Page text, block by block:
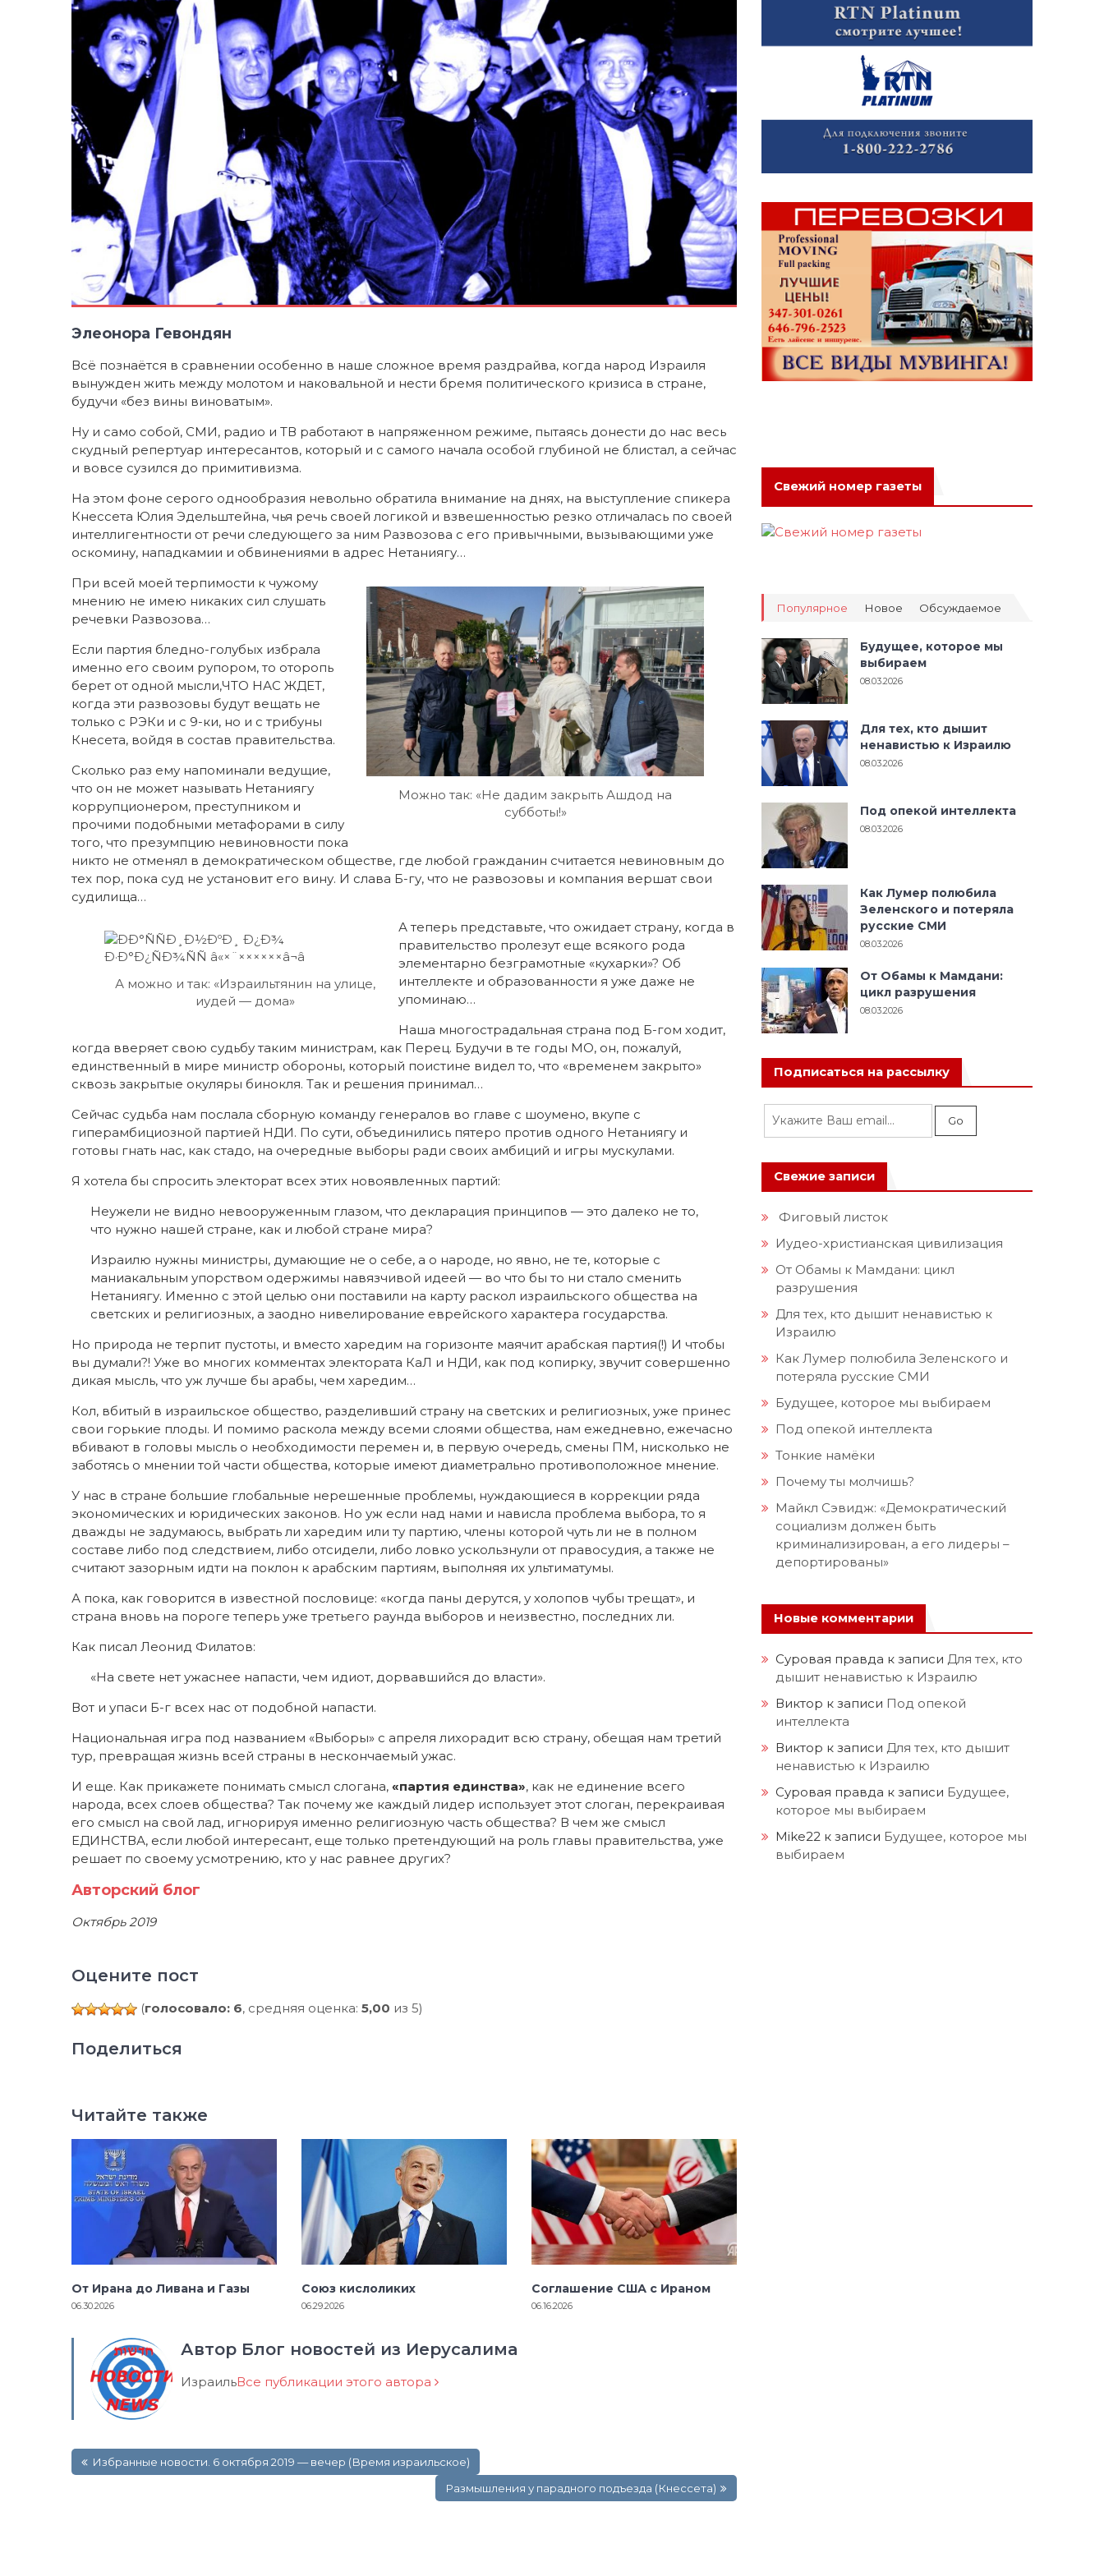
Элеонора Гевондян
Всё познаётся в сравнении особенно в наше сложное время раздрайва, когда народ Израиля
вынужден жить между молотом и наковальной и нести бремя политического кризиса в стране,
будучи «без вины виноватым».
Ну и само собой, СМИ, радио и ТВ работают в напряженном режиме, пытаясь донести до нас весь
скудный репертуар интересантов, который и с самого начала особой глубиной не блистал, а сейчас
и вовсе сузился до примитивизма.
На этом фоне серого однообразия невольно обратила внимание на днях, на выступление спикера
Кнессета Юлия Эдельштейна, чья речь своей логикой и взвешенностью резко отличалась по своей
интеллигентности от речи следующего за ним Развозова с его привычными, вызывающими уже
оскомину, нападкамии и обвинениями в адрес Нетаниягу…
Можно так: «Не дадим закрыть Ашдод на
субботы!»
При всей моей терпимости к чужому
мнению не имею никаких сил слушать
речевки Развозова…
Если партия бледно-голубых избрала
именно его своим рупором, то оторопь
берет от одной мысли,ЧТО НАС ЖДЕТ,
когда эти развозовы будут вещать не
только с РЭКи и с 9-ки, но и с трибуны
Кнесета, войдя в состав правительства.
Сколько раз ему напоминали ведущие,
что он не может называть Нетаниягу
коррупционером, преступником и
прочими подобными метафорами в силу
того, что презумпцию невиновности пока
никто не отменял в демократическом обществе, где любой гражданин считается невиновным до
тех пор, пока суд не установит его вину. И слава Б-гу, что не развозовы и компания вершат свои
судилища…
А можно и так: «Израильтянин на улице,
иудей — дома»
А теперь представьте, что ожидает страну, когда в
правительство пролезут еще всякого рода
элементарно безграмотные «кухарки»? Об
интеллекте и образованности я уже даже не
упоминаю…
Наша многострадальная страна под Б-гом ходит,
когда вверяет свою судьбу таким министрам, как Перец. Будучи в те годы МО, он, пожалуй,
единственный в мире министр обороны, который поистине видел то, что «временем закрыто»
сквозь закрытые окуляры бинокля. Так и решения принимал…
Сейчас судьба нам послала сборную команду генералов во главе с шоумено, вкупе с
гиперамбициозной партией НДИ. По сути, объединились пятеро против одного Нетаниягу и
готовы гнать нас, как стадо, на очередные выборы ради своих амбиций и игры мускулами.
Я хотела бы спросить электорат всех этих новоявленных партий:
Неужели не видно невооруженным глазом, что декларация принципов — это далеко не то,
что нужно нашей стране, как и любой стране мира?
Израилю нужны министры, думающие не о себе, а о народе, но явно, не те, которые с
маниакальным упорством одержимы навязчивой идеей — во что бы то ни стало сменить
Нетаниягу. Именно с этой целью они поставили на карту раскол израильского общества на
светских и религиозных, а заодно нивелирование еврейского характера государства.
Но природа не терпит пустоты, и вместо харедим на горизонте маячит арабская партия(!) И чтобы
вы думали?! Уже во многих комментах электората КаЛ и НДИ, как под копирку, звучит совершенно
дикая мысль, что уж лучше бы арабы, чем харедим…
Кол, вбитый в израильское общество, разделивший страну на светских и религиозных, уже принес
свои горькие плоды. И помимо раскола между всеми слоями общества, нам ежедневно, ежечасно
вбивают в головы мысль о необходимости перемен и, в первую очередь, смены ПМ, нисколько не
заботясь о мнении той части общества, которые имеют диаметрально противоположное мнение.
У нас в стране большие глобальные нерешенные проблемы, нуждающиеся в коррекции ряда
экономических и юридических законов. Но уж если над нами и нависла проблема выбора, то я
дважды не задумаюсь, выбрать ли харедим или ту партию, члены которой чуть ли не в полном
составе либо под следствием, либо отсидели, либо ловко ускользнули от правосудия, а также не
считают зазорным идти на поклон к арабским партиям, выполняя их ультиматумы.
А пока, как говорится в известной пословице: «когда паны дерутся, у холопов чубы трещат», и
страна вновь на пороге теперь уже третьего раунда выборов и неизвестно, последних ли.
Как писал Леонид Филатов:
«На свете нет ужаснее напасти, чем идиот, дорвавшийся до власти».
Вот и упаси Б-г всех нас от подобной напасти.
Национальная игра под названием «Выборы» с апреля лихорадит всю страну, обещая нам третий
тур, превращая жизнь всей страны в нескончаемый ужас.
И еще. Как прикажете понимать смысл слогана, «партия единства», как не единение всего
народа, всех слоев общества? Так почему же каждый лидер использует этот слоган, перекраивая
его смысл на свой лад, игнорируя именно религиозную часть общества? В чем же смысл
ЕДИНСТВА, если любой интересант, еще только претендующий на роль главы правительства, уже
решает по своему усмотрению, кто у нас равнее других?
Авторский блог
Октябрь 2019
Оцените пост
(голосовало: 6, средняя оценка: 5,00 из 5)
Поделиться
Читайте также
От Ирана до Ливана и Газы
06.30.2026
Союз кислоликих
06.29.2026
Соглашение США с Ираном
06.16.2026
Автор Блог новостей из Иерусалима
ИзраильВсе публикации этого автора
по Избранные новости. 6 октября 2019 — вечер (Время израильское)
Размышления у парадного подъезда (Кнессета)
Свежий номер газеты
Популярное Новое Обсуждаемое
Будущее, которое мы
выбираем
08.03.2026
Для тех, кто дышит
ненавистью к Израилю
08.03.2026
Под опекой интеллекта
08.03.2026
Как Лумер полюбила
Зеленского и потеряла
русские СМИ
08.03.2026
От Обамы к Мамдани:
цикл разрушения
08.03.2026
Подписаться на рассылку
Свежие записи
Фиговый листок
Иудео-христианская цивилизация
От Обамы к Мамдани: цикл
разрушения
Для тех, кто дышит ненавистью к
Израилю
Как Лумер полюбила Зеленского и
потеряла русские СМИ
Будущее, которое мы выбираем
Под опекой интеллекта
Тонкие намёки
Почему ты молчишь?
Майкл Сэвидж: «Демократический
социализм должен быть
криминализирован, а его лидеры –
депортированы»
Новые комментарии
Суровая правда к записи Для тех, кто
дышит ненавистью к Израилю
Виктор к записи Под опекой
интеллекта
Виктор к записи Для тех, кто дышит
ненавистью к Израилю
Суровая правда к записи Будущее,
которое мы выбираем
Mike22 к записи Будущее, которое мы
выбираем